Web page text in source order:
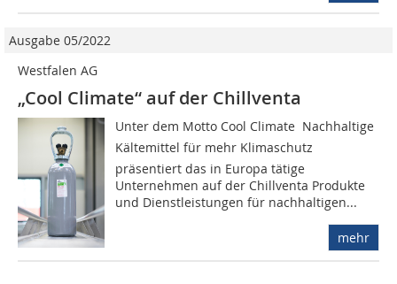
Ausgabe 05/2022
Westfalen AG
„Cool Climate“ auf der Chillventa
Unter dem Motto Cool Climate  Nachhaltige
Kältemittel für mehr Klimaschutz
präsentiert das in Europa tätige
Unternehmen auf der Chillventa Produkte
und Dienstleistungen für nachhaltigen...
mehr